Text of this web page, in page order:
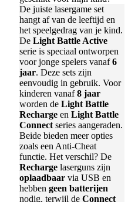
De juiste lasergame set
hangt af van de leeftijd en
het speelgedrag van je kind.
De Light Battle Active
serie is speciaal ontworpen
voor jonge spelers vanaf6
jaar. Deze sets zijn
eenvoudig in gebruik. Voor
kinderen vanaf8 jaar
worden de Light Battle
Recharge en Light Battle
Connect series aangeraden.
Beide bieden meer opties
zoals een Anti-Cheat
functie. Het verschil? De
Recharge laserguns zijn
oplaadbaar via USB en
hebben geen batterijen
nodig, terwijl de Connect